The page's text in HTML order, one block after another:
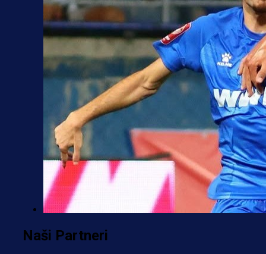
Naši Partneri